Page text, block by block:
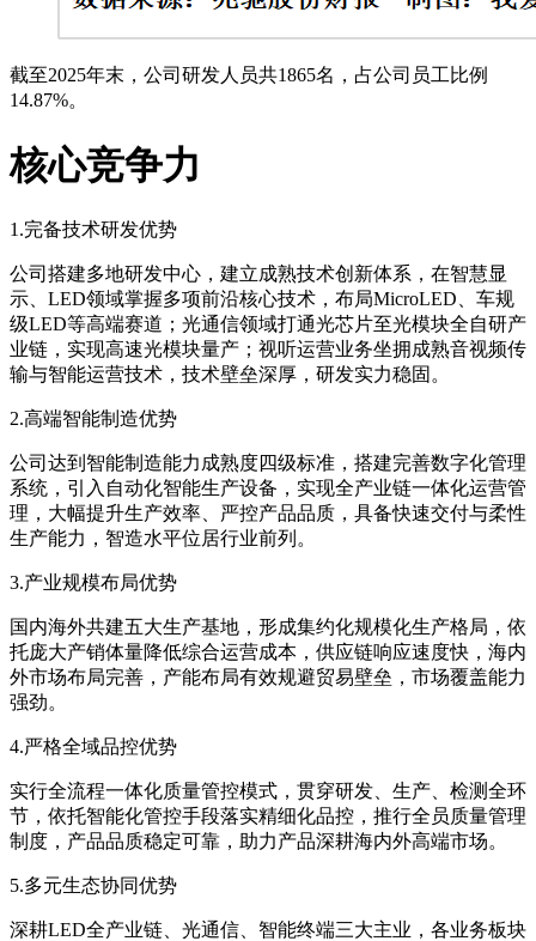
截至2025年末，公司研发人员共1865名，占公司员工比例
14.87%。
核心竞争力
1.完备技术研发优势
公司搭建多地研发中心，建立成熟技术创新体系，在智慧显
示、LED领域掌握多项前沿核心技术，布局MicroLED、车规
级LED等高端赛道；光通信领域打通光芯片至光模块全自研产
业链，实现高速光模块量产；视听运营业务坐拥成熟音视频传
输与智能运营技术，技术壁垒深厚，研发实力稳固。
2.高端智能制造优势
公司达到智能制造能力成熟度四级标准，搭建完善数字化管理
系统，引入自动化智能生产设备，实现全产业链一体化运营管
理，大幅提升生产效率、严控产品品质，具备快速交付与柔性
生产能力，智造水平位居行业前列。
3.产业规模布局优势
国内海外共建五大生产基地，形成集约化规模化生产格局，依
托庞大产销体量降低综合运营成本，供应链响应速度快，海内
外市场布局完善，产能布局有效规避贸易壁垒，市场覆盖能力
强劲。
4.严格全域品控优势
实行全流程一体化质量管控模式，贯穿研发、生产、检测全环
节，依托智能化管控手段落实精细化品控，推行全员质量管理
制度，产品品质稳定可靠，助力产品深耕海内外高端市场。
5.多元生态协同优势
深耕LED全产业链、光通信、智能终端三大主业，各业务板块